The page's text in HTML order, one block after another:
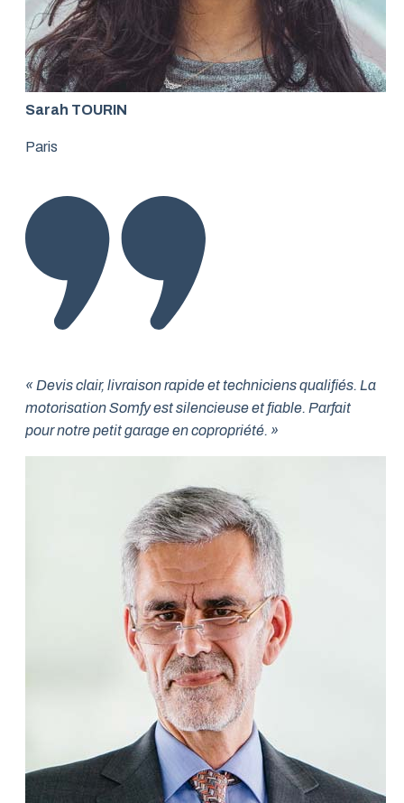
Sarah TOURIN
Paris
« Devis clair, livraison rapide et techniciens qualifiés. La
motorisation Somfy est silencieuse et fiable. Parfait
pour notre petit garage en copropriété. »